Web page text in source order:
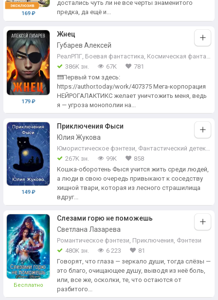
169 ₽
достались чуть ли не все черты знаменитого
предка, да ещё и...
179 ₽
Жнец
Губарев Алексей
РеалРПГ, Боевая фантастика, Космическая фантастика
386K зн.
67K
781
❗❗❗Первый том здесь:
https://author.today/work/407375 Мега-корпорация
НЕЙРОГАЛАКТИКС желает уничтожить меня, ведь
я — угроза монополии на...
149 ₽
Приключения Фыси
Юлия Жукова
Юмористическое фэнтези, Фантастический детектив
267K зн.
99K
858
Кошка-оборотень Фыся учится жить среди людей,
а люди в свою очередь привыкают к соседству
хищной твари, которая из лесного страшилища
вдруг...
Бесплатно
Слезами горю не поможешь
Светлана Лазарева
Романтическое фэнтези, Приключения, Фэнтези
480K зн.
6 223
81
Говорят, что глаза — зеркало души, тогда слёзы —
это благо, очищающее душу, выводя из неё боль,
или, все же, осколки, те, что остаются от
разбитого...